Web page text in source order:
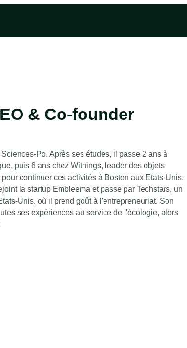
& Co-founder
Po. Après ses études, il passe 2 ans à
puis 6 ans chez Withings, leader des objets
continuer ces activités à Boston aux Etats-Unis.
la startup Embleema et passe par Techstars, un
Unis, où il prend goût à l'entrepreneuriat. Son
ses expériences au service de l'écologie, alors